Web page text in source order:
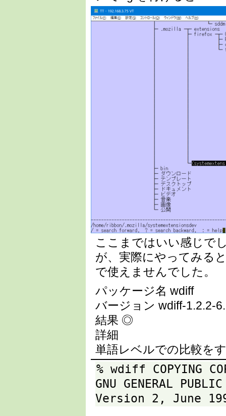
ここまではいい感じで
が、実際にやってみる
で使えませんでした。
パッケージ名 wdiff
バージョン wdiff-1.2.2-
結果 ◎
詳細
単語レベルでの比較を
% wdiff COPYING
GNU GENERAL
Version 2, June